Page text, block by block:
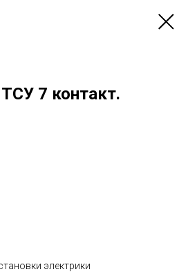
7 контакт.
электрики